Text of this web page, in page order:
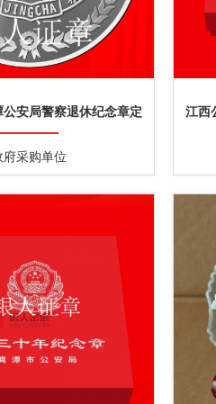
安局警察退休纪念章定
制
府采购单位
江西